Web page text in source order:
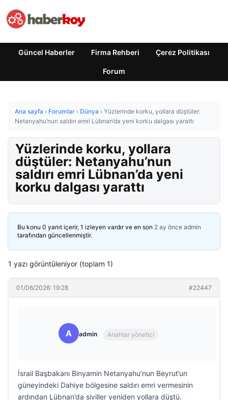
Güncel Haberler Firma Rehberi Çerez Politikası
Forum
Ana sayfa › Forumlar › Dünya › Yüzlerinde korku, yollara düştüler:
Netanyahu’nun saldırı emri Lübnan’da yeni korku dalgası yarattı
Yüzlerinde korku, yollara
düştüler: Netanyahu’nun
saldırı emri Lübnan’da yeni
korku dalgası yarattı
Bu konu 0 yanıt içerir, 1 izleyen vardır ve en son 2 ay önce admin
tarafından güncellenmiştir.
1 yazı görüntüleniyor (toplam 1)
01/06/2026: 19:28 #22447
A admin Anahtar yönetici
İsrail Başbakanı Binyamin Netanyahu’nun Beyrut’un
güneyindeki Dahiye bölgesine saldırı emri vermesinin
ardından Lübnan’da siviller yeniden yollara düştü.